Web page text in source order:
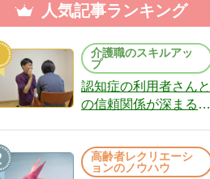
人気記事ランキング
介護職のスキルアッ
プ
認知症の利用者さんと
の信頼関係が深まる声
（22）
高齢者レクリエーシ
ョンのノウハウ